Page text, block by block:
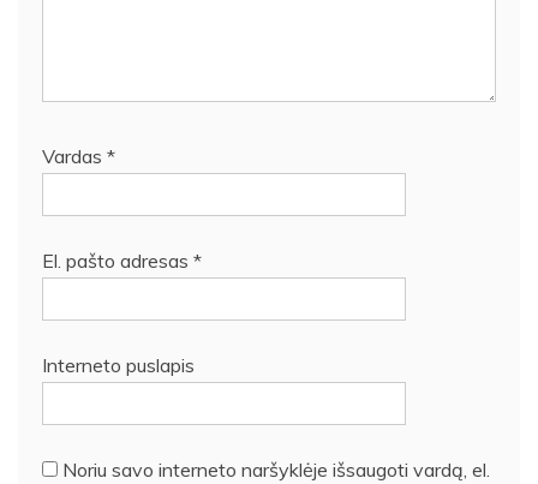
Vardas *
El. pašto adresas *
Interneto puslapis
Noriu savo interneto naršyklėje išsaugoti vardą, el.